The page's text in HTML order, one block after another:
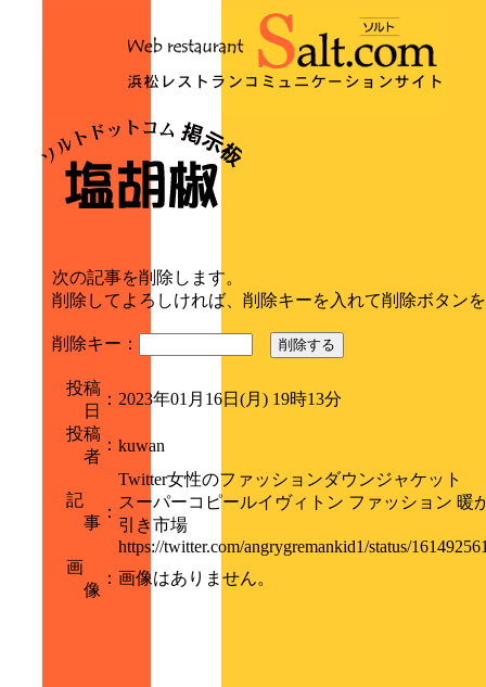
次の記事を削除します。
削除してよろしければ、削除キーを入れて削除ボタン
削除キー： 削除する
投稿
日
： 2023年01月16日(月) 19時13分
投稿
者
： kuwan
記
事
：
Twitter女性のファッションダウンジャケット
スーパーコピールイヴィトン ファッション 暖
引き市場
https://twitter.com/angrygremankid1/status/
画
像
： 画像はありません。